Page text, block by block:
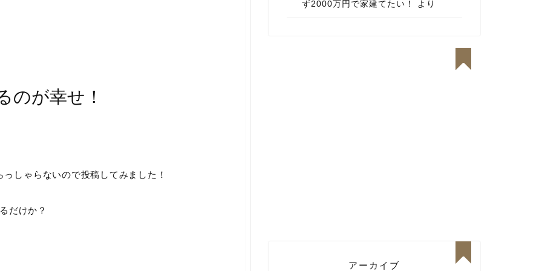
のが幸せ！
しゃらないので投稿してみました！
だけか？
ず2000万円で家建てたい！
より
アーカイブ